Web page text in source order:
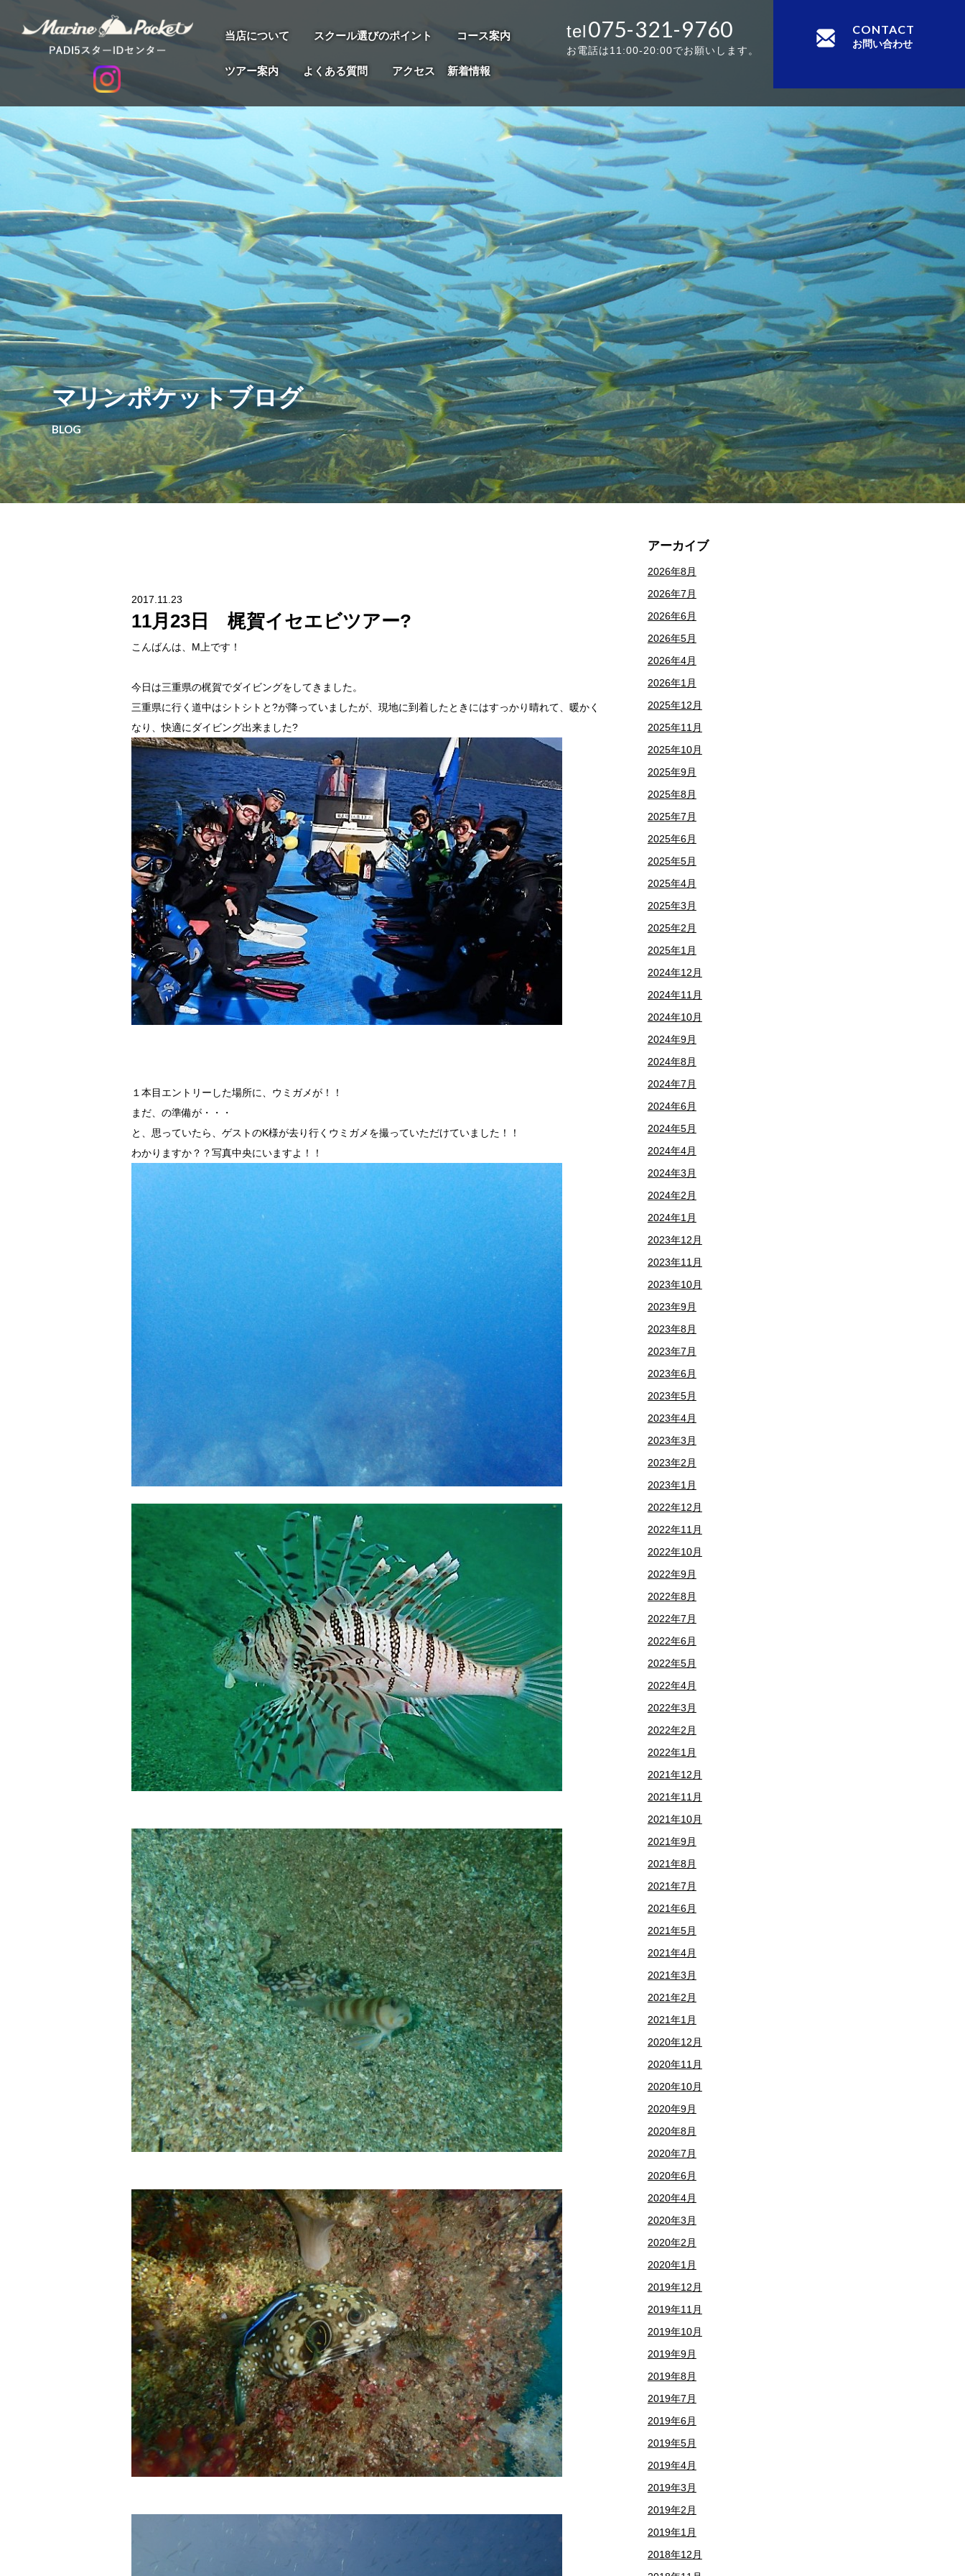
当店について スクール選びのポイント コース案内
ツアー案内 よくある質問 アクセス 新着情報
075-321-9760
お電話は11:00-20:00でお願いします。
CONTACT
お問い合わせ
マリンポケットブログ
BLOG
2017.11.23
11月23日 梶賀イセエビツアー?
こんばんは、M上です！
今日は三重県の梶賀でダイビングをしてきました。
三重県に行く道中はシトシトと?が降っていましたが、現地に到着したときにはすっかり晴れて、暖かく
なり、快適にダイビング出来ました?
１本目エントリーした場所に、ウミガメが！！
まだ、の準備が・・・
と、思っていたら、ゲストのK様が去り行くウミガメを撮っていただけていました！！
わかりますか？？写真中央にいますよ！！
アーカイブ
2026年8月
2026年7月
2026年6月
2026年5月
2026年4月
2026年1月
2025年12月
2025年11月
2025年10月
2025年9月
2025年8月
2025年7月
2025年6月
2025年5月
2025年4月
2025年3月
2025年2月
2025年1月
2024年12月
2024年11月
2024年10月
2024年9月
2024年8月
2024年7月
2024年6月
2024年5月
2024年4月
2024年3月
2024年2月
2024年1月
2023年12月
2023年11月
2023年10月
2023年9月
2023年8月
2023年7月
2023年6月
2023年5月
2023年4月
2023年3月
2023年2月
2023年1月
2022年12月
2022年11月
2022年10月
2022年9月
2022年8月
2022年7月
2022年6月
2022年5月
2022年4月
2022年3月
2022年2月
2022年1月
2021年12月
2021年11月
2021年10月
2021年9月
2021年8月
2021年7月
2021年6月
2021年5月
2021年4月
2021年3月
2021年2月
2021年1月
2020年12月
2020年11月
2020年10月
2020年9月
2020年8月
2020年7月
2020年6月
2020年4月
2020年3月
2020年2月
2020年1月
2019年12月
2019年11月
2019年10月
2019年9月
2019年8月
2019年7月
2019年6月
2019年5月
2019年4月
2019年3月
2019年2月
2019年1月
2018年12月